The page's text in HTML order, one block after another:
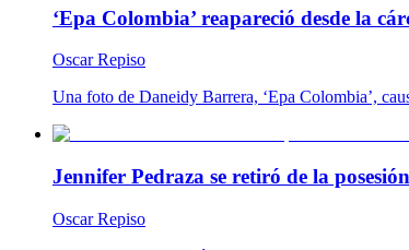
‘Epa Colombia’ reapareció desde la
Oscar Repiso
Una foto de Daneidy Barrera, ‘Epa Colombia’,
Jennifer Pedraza se retiró de la
Oscar Repiso